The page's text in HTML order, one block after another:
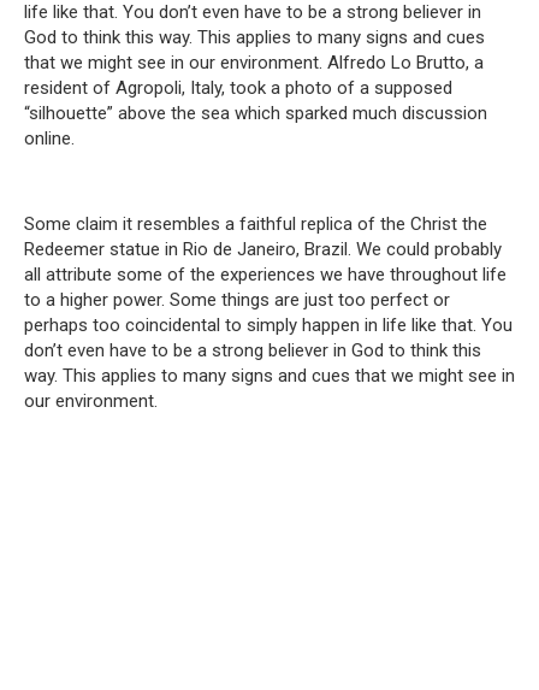
life like that. You don’t even have to be a strong believer in
God to think this way. This applies to many signs and cues
that we might see in our environment. Alfredo Lo Brutto, a
resident of Agropoli, Italy, took a photo of a supposed
“silhouette” above the sea which sparked much discussion
online.
Some claim it resembles a faithful replica of the Christ the
Redeemer statue in Rio de Janeiro, Brazil. We could probably
all attribute some of the experiences we have throughout life
to a higher power. Some things are just too perfect or
perhaps too coincidental to simply happen in life like that. You
don’t even have to be a strong believer in God to think this
way. This applies to many signs and cues that we might see in
our environment.